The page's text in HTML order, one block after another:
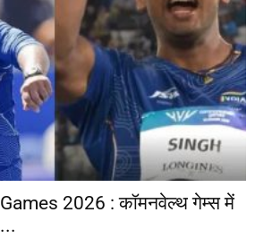
2026 : कॉमनवेल्थ गेम्स में